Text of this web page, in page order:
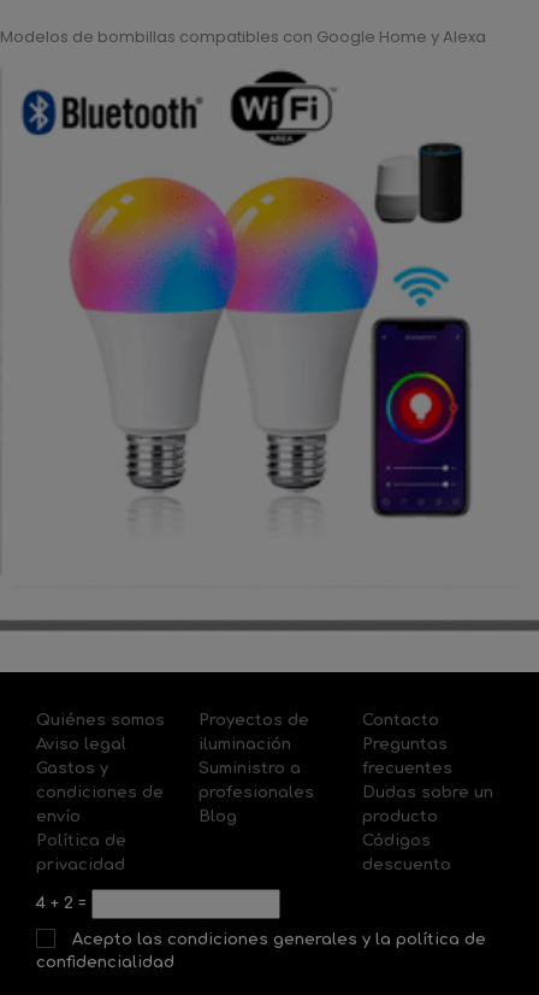
Modelos de bombillas compatibles con Google Home y Alexa
Quiénes somos
Aviso legal
Gastos y
condiciones de
envío
Política de
privacidad
Proyectos de
iluminación
Suministro a
profesionales
Blog
Contacto
Preguntas
frecuentes
Dudas sobre un
producto
Códigos
descuento
4 + 2 =
Acepto las condiciones generales y la política de
confidencialidad